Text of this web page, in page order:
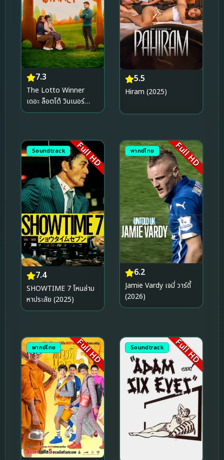
7.3
The Lotto Winner
เดอะ ล็อตโต้ วินเนอร์
(2026)
5.5
Hiram (2025)
Soundtrack Full HD
7.4
SHOWTIME 7 โหนล่าม
หาประลัย (2025)
พากย์ไทย Full HD
6.2
Jamie Vardy เจมี่ วาร์ดี้
(2026)
พากย์ไทย Full HD Soundtrack Full HD